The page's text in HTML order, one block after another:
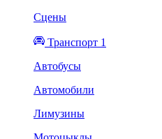
Сцены
Транспорт 1
Автобусы
Автомобили
Лимузины